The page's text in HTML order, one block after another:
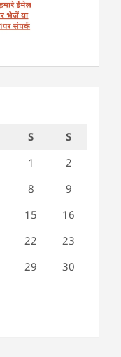
S
S
1
2
8
9
15
16
22
23
29
30